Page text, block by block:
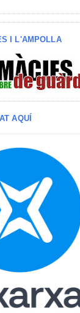
I L'AMPOLLA
AQUÍ